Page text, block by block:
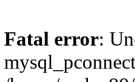
Fatal error: